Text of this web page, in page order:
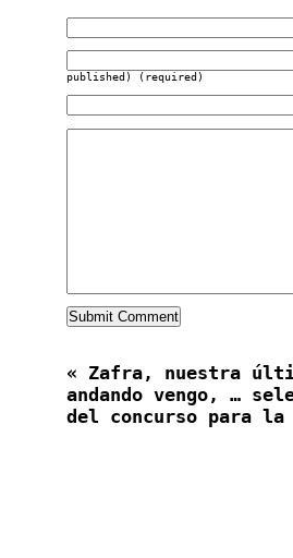
published) (required)
« Zafra, nuestra
andando vengo, …
del concurso para la